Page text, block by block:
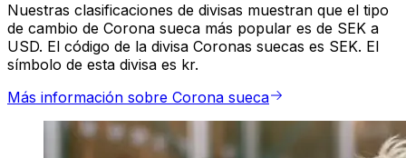
Nuestras clasificaciones de divisas muestran que el tipo
de cambio de Corona sueca más popular es de SEK a
USD. El código de la divisa Coronas suecas es SEK. El
símbolo de esta divisa es kr.
Más información sobre Corona sueca